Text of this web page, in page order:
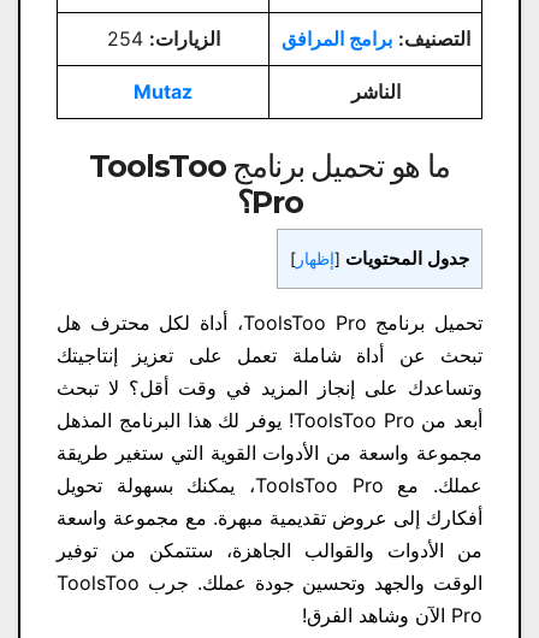
التصنيف: برامج المرافق الزيارات: 254
الناشر Mutaz
ما هو تحميل برنامج ToolsToo
Pro؟
جدول المحتويات [إظهار ]
تحميل برنامج ToolsToo Pro، أداة لكل محترف هل
تبحث عن أداة شاملة تعمل على تعزيز إنتاجيتك
وتساعدك على إنجاز المزيد في وقت أقل؟ لا تبحث
أبعد من ToolsToo Pro! يوفر لك هذا البرنامج المذهل
مجموعة واسعة من الأدوات القوية التي ستغير طريقة
عملك. مع ToolsToo Pro، يمكنك بسهولة تحويل
أفكارك إلى عروض تقديمية مبهرة. مع مجموعة واسعة
من الأدوات والقوالب الجاهزة، ستتمكن من توفير
الوقت والجهد وتحسين جودة عملك. جرب ToolsToo
Pro الآن وشاهد الفرق!